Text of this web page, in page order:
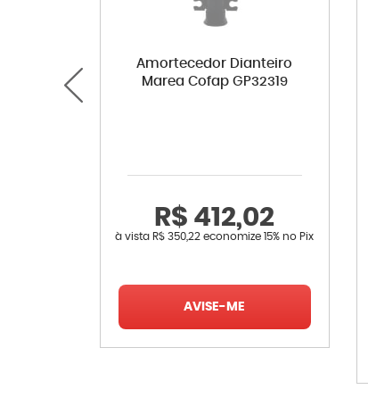
Amortecedor Dianteiro
Marea Cofap GP32319
R$ 412,02
à vista R$ 350,22 economize15% no Pix
AVISE-ME